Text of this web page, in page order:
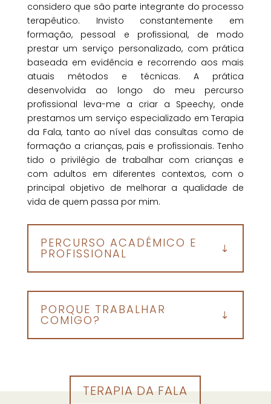
considero que são parte integrante do processo
terapêutico. Invisto constantemente em
formação, pessoal e profissional, de modo
prestar um serviço personalizado, com prática
baseada em evidência e recorrendo aos mais
atuais métodos e técnicas. A prática
desenvolvida ao longo do meu percurso
profissional leva-me a criar a Speechy, onde
prestamos um serviço especializado em Terapia
da Fala, tanto ao nível das consultas como de
formação a crianças, pais e profissionais. Tenho
tido o privilégio de trabalhar com crianças e
com adultos em diferentes contextos, com o
principal objetivo de melhorar a qualidade de
vida de quem passa por mim.
PERCURSO ACADÉMICO E
PROFISSIONAL
PORQUE TRABALHAR
COMIGO?
TERAPIA DA FALA